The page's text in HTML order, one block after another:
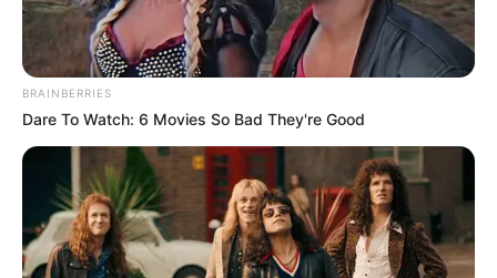
BRAINBERRIES
Dare To Watch: 6 Movies So Bad They're Good